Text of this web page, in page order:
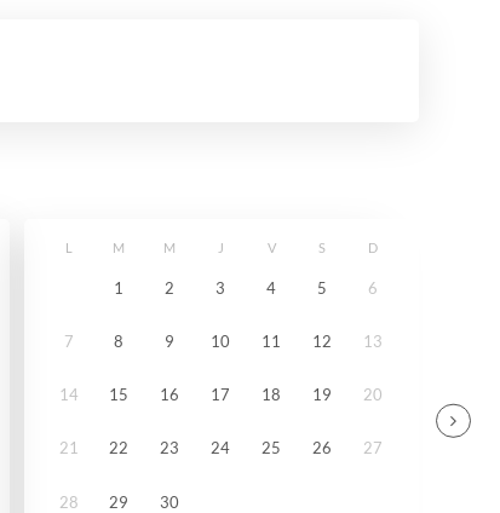
L M M J V S D
1 2 3 4 5 6
7 8 9 10 11 12 13
14 15 16 17 18 19 20
21 22 23 24 25 26 27
28 29 30